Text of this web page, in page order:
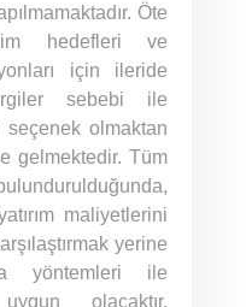
Öte
hedefleri ve
için ileride
sebebi ile
seçenek olmaktan
gelmektedir. Tüm
maliyetlerini
yerine
yöntemleri ile
olacaktır.